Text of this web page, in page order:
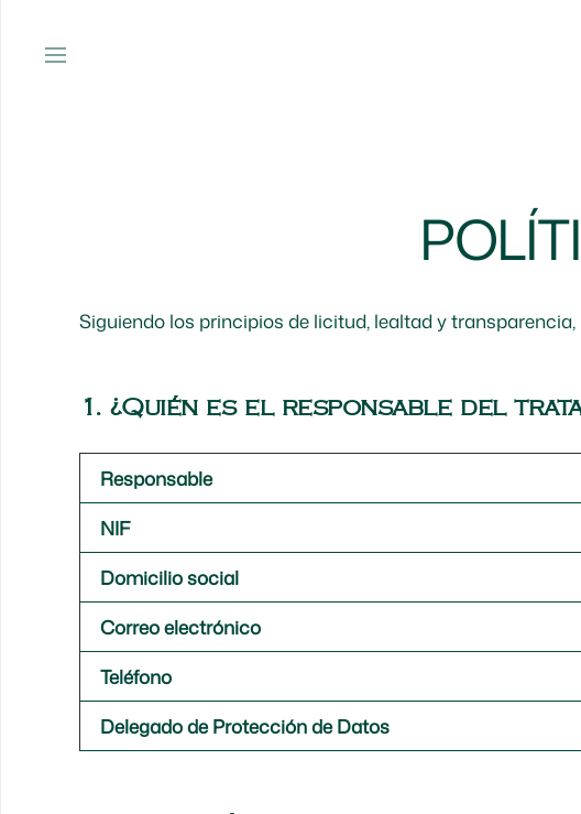
Siguiendo los principios de licitud, lealtad y
1. ¿Quién es el responsable del
Responsable
NIF
Domicilio social
Correo electrónico
Teléfono
Delegado de Protección de Datos